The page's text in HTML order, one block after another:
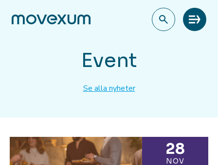
Meny
Event
Se alla nyheter
28
NOV